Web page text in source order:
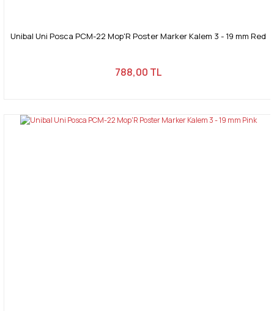
Unibal Uni Posca PCM-22 Mop'R Poster Marker Kalem 3 - 19 mm Red
788,00 TL